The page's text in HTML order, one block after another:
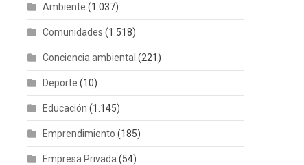
Ambiente (1.037)
Comunidades (1.518)
Conciencia ambiental (221)
Deporte (10)
Educación (1.145)
Emprendimiento (185)
Empresa Privada (54)